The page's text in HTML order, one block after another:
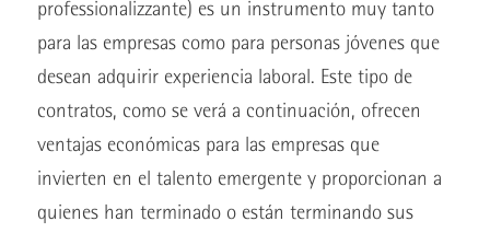
professionalizzante) es un instrumento muy tanto
para las empresas como para personas jóvenes que
desean adquirir experiencia laboral. Este tipo de
contratos, como se verá a continuación, ofrecen
ventajas económicas para las empresas que
invierten en el talento emergente y proporcionan a
quienes han terminado o están terminando sus